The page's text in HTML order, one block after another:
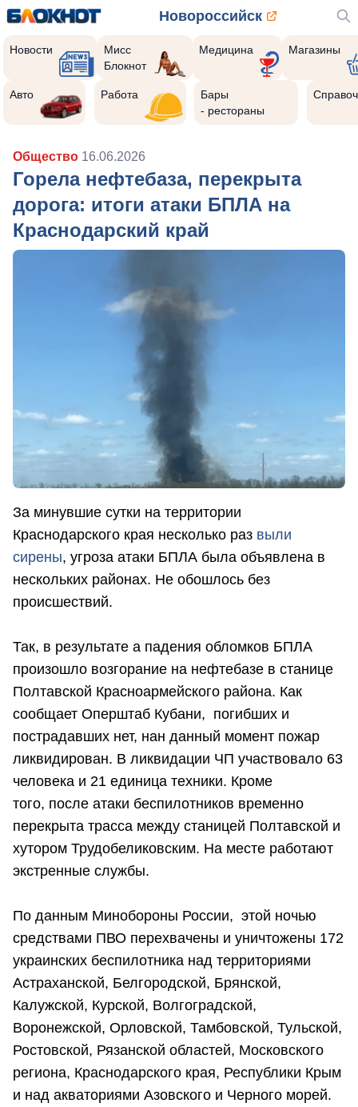
Новороссийск
Новости
Мисс
Блокнот
Медицина Магазины
Авто Работа
Бары
- рестораны
Общество 16.06.2026
Горела нефтебаза, перекрыта
дорога: итоги атаки БПЛА на
Краснодарский край
За минувшие сутки на территории
Краснодарского края несколько раз выли
сирены, угроза атаки БПЛА была объявлена в
нескольких районах. Не обошлось без
происшествий.
Так, в результате а падения обломков БПЛА
произошло возгорание на нефтебазе в станице
Полтавской Красноармейского района. Как
сообщает Оперштаб Кубани, погибших и
пострадавших нет, нан данный момент пожар
ликвидирован. В ликвидации ЧП участвовало 63
человека и 21 единица техники. Кроме
того, после атаки беспилотников временно
перекрыта трасса между станицей Полтавской и
хутором Трудобеликовским. На месте работают
экстренные службы.
По данным Минобороны России, этой ночью
средствами ПВО перехвачены и уничтожены 172
украинских беспилотника над территориями
Астраханской, Белгородской, Брянской,
Калужской, Курской, Волгоградской,
Воронежской, Орловской, Тамбовской, Тульской,
Ростовской, Рязанской областей, Московского
региона, Краснодарского края, Республики Крым
и над акваториями Азовского и Черного морей.